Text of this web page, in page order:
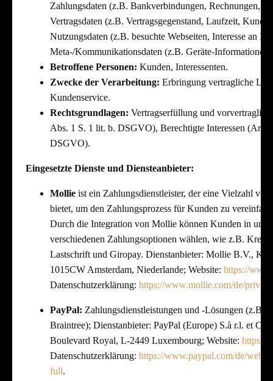
Zahlungsdaten (z.B. Bankverbindungen, Rechnungen,
Vertragsdaten (z.B. Vertragsgegenstand, Laufzeit,
Nutzungsdaten (z.B. besuchte Webseiten, Interesse an
Meta-/Kommunikationsdaten (z.B. Geräte-
Betroffene Personen: Kunden, Interessenten.
Zwecke der Verarbeitung: Erbringung vertragliche
Kundenservice.
Rechtsgrundlagen: Vertragserfüllung und
Abs. 1 S. 1 lit. b. DSGVO), Berechtigte Interessen (Art.
DSGVO).
Eingesetzte Dienste und Diensteanbieter:
Mollie ist ein Zahlungsdienstleister, der eine Vielzahl
bietet, um den Zahlungsprozess für Kunden zu
Durch die Integration von Mollie können Kunden in
verschiedenen Zahlungsoptionen wählen, wie z.B.
Lastschrift und Giropay. Dienstanbieter: Mollie B.V.,
1015CW Amsterdam, Niederlande; Website:https://
Datenschutzerklärung:https://www.mollie.com/de/
PayPal: Zahlungsdienstleistungen und -Lösungen (z.B.
Braintree); Dienstanbieter: PayPal (Europe) S.à r.l. et
Boulevard Royal, L-2449 Luxembourg; Website:https://
Datenschutzerklärung:https://www.paypal.com/de/
full.